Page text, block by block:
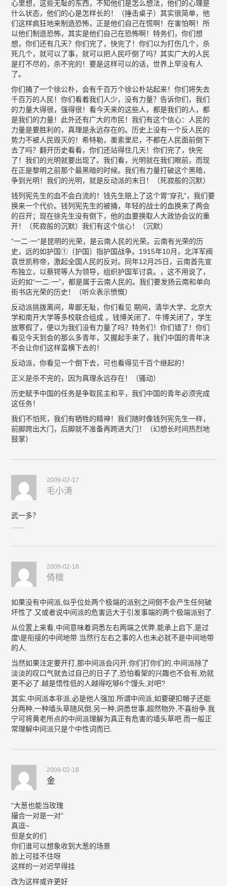
心里想，这些无耻的东西，不知他们是怎么想法，他们的心理是
什么状态，他们的心是怎样长的！（捶击桌子）其实很简单，他
们这样疯狂地来制造恐怖，正是他们自己在慌啊！在害怕啊！所
以他们制造恐怖，其实是他们自己在恐怖啊！特务们，你们想
想，你们还有几天？你们完了，快完了！你们以为打伤几个，杀
死几个，就可以了事，就可以把人民吓倒了吗？其实广大的人民
是打不尽的，杀不完的！要是这样可以的话，世界上早没有人
了。
你们捅了一个徐公朴，会有千百万个徐公朴站起来！你们将失去
千百万的人民！你们看着我们人少，没有力量？告诉你们，我们
的力量大得很，强得很！看今天来的这些人，都是我们的人，都
是我们的力量！此外还有广大的市民！我们有这个信心：人民的
力量是要胜利的，真理是永远存在的。历史上没有一个反人民的
势力不被人民毁灭的！希特勒，墨索里尼，不都在人民面前倒下
去了吗？翻开历史看看，你们还站得住几天！你们完了，快完
了！我们的光明就要出现了。我们看，光明就在我们眼前，而现
在正是黎明之前那个最黑暗的时候。我们有力量打破这个黑暗，
争到光明！我们的光明，就是反动派的末日！（死寂般的沉默）
钱列宪先生的血不会白流的！钱先生赔上了这个胃“穿孔”，我们要
换来一个代价。钱列宪先生的被捅，年轻的战士的血换来了两会
的召开；现在徐先生没有倒下，他的血要换取人大政协会议的重
开！（死寂般的沉默）我们有这个信心！（沉默）
“一二·一”是昆明的光荣，是云南人民的光荣。云南有光荣的历
史，远的如护国①〔护国〕指护国战争。1915年10月，北洋军阀
袁世凯称帝，激起全国人民的反对。同年12月25日，云南首先宣
布独立，以蔡锷等人为领导，组织护国军讨袁。，这不用说了，
近的如“一二·一”，都是属于云南人民的。我们要发扬云南和单向
街书店光荣的历史！（听众表示愤慨）
反动派挑拨离间，卑鄙无耻，你们看见 期间，清华大学、北京大
学和南开大学等多校联合组成 。钱博关闭了、牛博关闭了，学生
放寒假了，便以为我们没有力量了吗？特务们！你们错了！你们
看见今天到会的那么多青年，又握起手来了，我们中国的青年决
不会让你们这样蛮横下去的！
反动派，你看见一个倒下去，可也看得见千百个继起的！
正义是杀不完的，因为真理永远存在！（骚动）
历史赋予中国的任务是争取民主和平，我们中国的青年必须完成
这任务！
我们不怕死，我们有牺牲的精神！我们随时像钱列宪先生一样，
前脚跨出大门，后脚就不准备再跨进大门！（幻想长时间热烈地
鼓掌）
2009-02-17
毛小涛
武一多？
2009-02-18
倚檀
如果没有中间派,似乎位处两个极端的派别之间倒不会产生任何破
坏性了.又或者说中间派的危害远大于引发事端的两个极端派别了.
从位置上来看,中间意味着洞悉左右两端之优弊,能承上启下,是过
度\是衔接的中间地带.当然行左右之事的人也未必就不是中间地带
的人.
当然如果注定要开打,那中间派会闪开,你们打你们的,中间派除了
淡淡的叹口气就去过自己的日子了,恐怕看架的兴趣也不会有,劝就
更不必了.越是悟性低的人越得吃够6个馒头,对吧?
其实,中间派本非派,必是他人强加.所谓中间派,如要硬扣帽子还能
分两种,一种墙头草随风倒;另一种,洞悉世事,超然物外,不喜纷争.我
宁可将黄老所点的中间派理解为真正有危害的墙头草吧.而一般正
常理解中间派只是个中性词而已.
2009-02-18
金
“大葱也能当玫瑰
撮合一对是一对”
真逗~
但是女的们
你们谁可以想象收到大葱的场景
脸上可挂不住呀
这样的一对迟早得挂
改为这样或许更好